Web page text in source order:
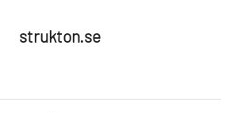
strukton.se